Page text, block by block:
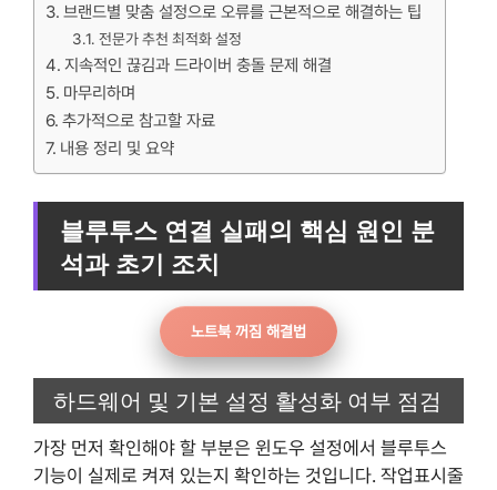
브랜드별 맞춤 설정으로 오류를 근본적으로 해결하는 팁
전문가 추천 최적화 설정
지속적인 끊김과 드라이버 충돌 문제 해결
마무리하며
추가적으로 참고할 자료
내용 정리 및 요약
블루투스 연결 실패의 핵심 원인 분
석과 초기 조치
노트북 꺼짐 해결법
하드웨어 및 기본 설정 활성화 여부 점검
가장 먼저 확인해야 할 부분은 윈도우 설정에서 블루투스
기능이 실제로 켜져 있는지 확인하는 것입니다. 작업표시줄